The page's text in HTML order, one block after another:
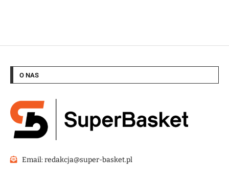
O NAS
Email: redakcja@super-basket.pl